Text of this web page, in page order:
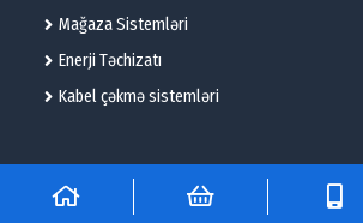
Mağaza Sistemləri
Enerji Təchizatı
Kabel çəkmə sistemləri
© 2025 – Flame Technologies